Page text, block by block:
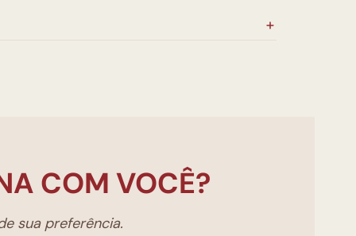
COM VOCÊ?
sua preferência.